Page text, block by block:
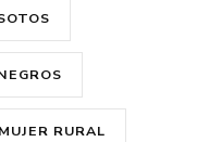
MUJER RURAL